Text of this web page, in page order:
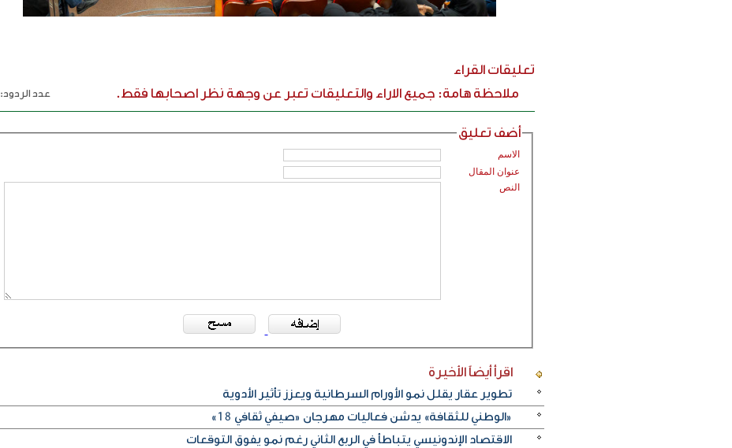
تعليقات القراء
ملاحظة هامة: جميع الاراء والتعليقات تعبر عن وجهة نظر اصحابها فقط.
عدد الردود: 0
أضف تعليق
الاسم
عنوان المقال
النص
اقرأ أيضاًالأخيرة
تطوير عقار يقلل نمو الأورام السرطانية ويعزز تأثير الأدوية
«الوطني للثقافة» يدشن فعاليات مهرجان «صيفي ثقافي 18»
الاقتصاد الإندونيسي يتباطأ في الربع الثاني رغم نمو يفوق التوقعات